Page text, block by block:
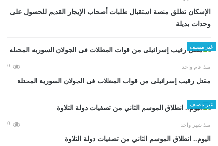
الإسكان تطلق منصة استقبال طلبات أصحاب الإيجار القديم للحصول على
وحدات بديلة
غير مصنف
منذ عام واحد 0
مقتل رقيب إسرائيلى من قوات المظلات فى الجولان السورية المحتلة
غير مصنف
منذ شهر واحد 0
اليوم.. انطلاق الموسم الثاني من تصفيات دولة التلاوة